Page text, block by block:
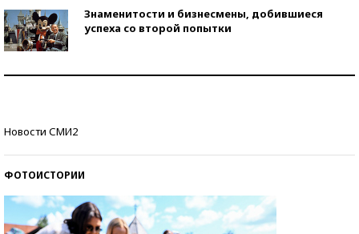
Знаменитости и бизнесмены, добившиеся
успеха со второй попытки
Новости СМИ2
ФОТОИСТОРИИ